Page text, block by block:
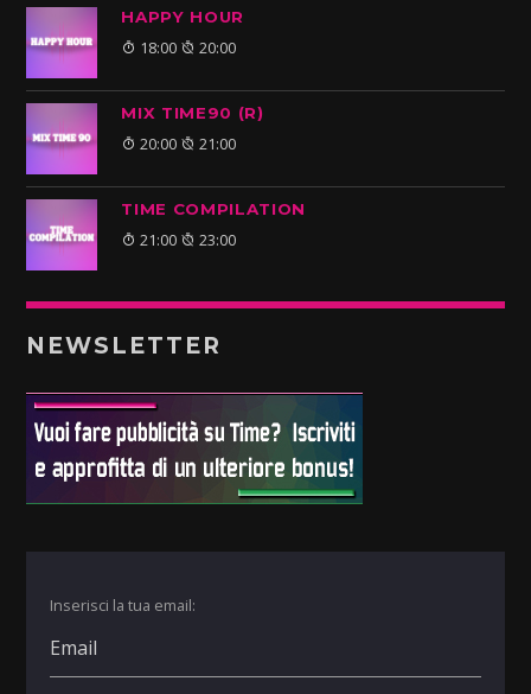
HAPPY HOUR
18:00 20:00
MIX TIME90 (R)
20:00 21:00
TIME COMPILATION
21:00 23:00
NEWSLETTER
Inserisci la tua email: